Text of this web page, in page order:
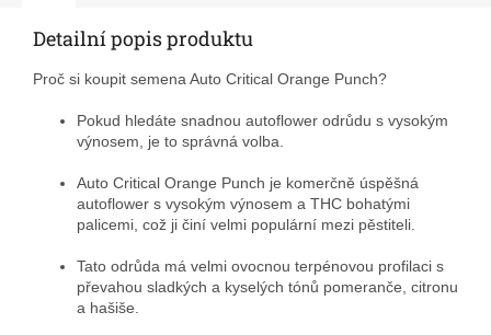
Detailní popis produktu
Proč si koupit semena Auto Critical Orange Punch?
Pokud hledáte snadnou autoflower odrůdu s vysokým
výnosem, je to správná volba.
Auto Critical Orange Punch je komerčně úspěšná
autoflower s vysokým výnosem a THC bohatými
palicemi, což ji činí velmi populární mezi pěstiteli.
Tato odrůda má velmi ovocnou terpénovou profilaci s
převahou sladkých a kyselých tónů pomeranče, citronu
a hašiše.